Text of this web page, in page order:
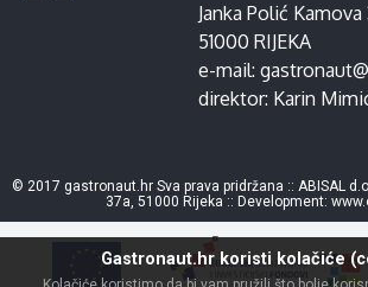
Janka Polić Kamova
51000 RIJEKA
e-mail:
direktor: Karin
© 2017 gastronaut.hr Sva prava pridržana :: ABISAL
37a, 51000 Rijeka :: Development:
Gastronaut.hr koristi kolačiće